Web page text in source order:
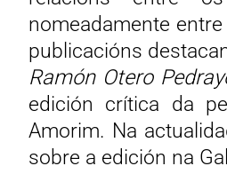
nomeadamente
publicacións
Ramón Otero
edición crítica da
Amorim. Na
sobre a edición na